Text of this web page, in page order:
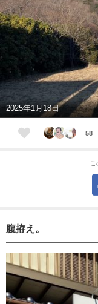
2025年1月18日
58
腹拵え。